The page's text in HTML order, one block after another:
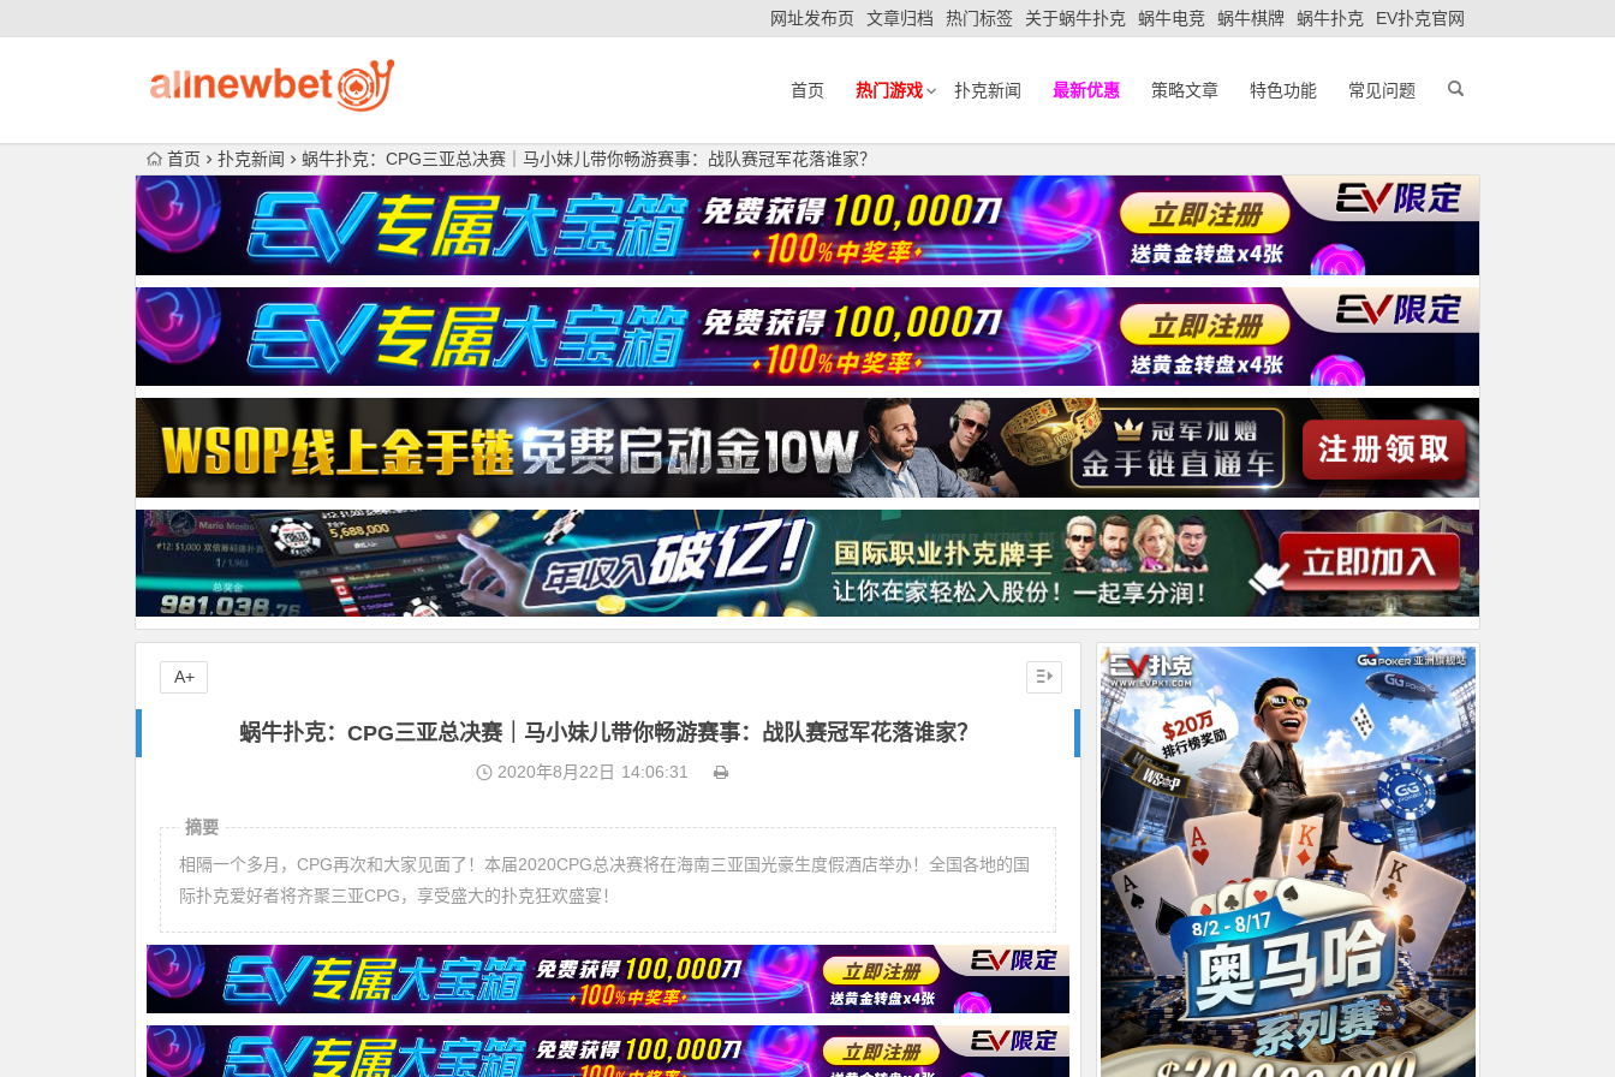
网址发布页 文章归档 热门标签 关于蜗牛扑克 蜗牛电竞 蜗牛棋牌 蜗牛扑克 EV扑克官网
首页 热门游戏 扑克新闻 最新优惠 策略文章 特色功能 常见问题
首页 扑克新闻 蜗牛扑克：CPG三亚总决赛｜马小妹儿带你畅游赛事：战队赛冠军花落谁家？
蜗牛扑克：CPG三亚总决赛｜马小妹儿带你畅游赛事：战队赛冠军花落谁家？
2020年8月22日 14:06:31
摘要
相隔一个多月，CPG再次和大家见面了！本届2020CPG总决赛将在海南三亚国光豪生度假酒店举办！全国各地的国
际扑克爱好者将齐聚三亚CPG，享受盛大的扑克狂欢盛宴！
A+